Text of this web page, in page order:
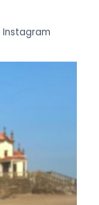
Instagram